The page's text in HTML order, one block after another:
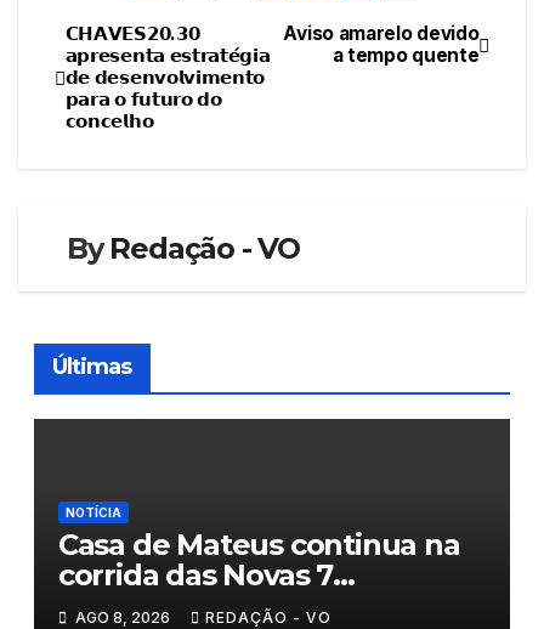
Navegação
de
Aviso amarelo devido
a tempo quente
𝗖𝗛𝗔𝗩𝗘𝗦𝟮𝟬.𝟯𝟬
𝗮𝗽𝗿𝗲𝘀𝗲𝗻𝘁𝗮 𝗲𝘀𝘁𝗿𝗮𝘁𝗲́𝗴𝗶𝗮
𝗱𝗲 𝗱𝗲𝘀𝗲𝗻𝘃𝗼𝗹𝘃𝗶𝗺𝗲𝗻𝘁𝗼
𝗽𝗮𝗿𝗮 𝗼 𝗳𝘂𝘁𝘂𝗿𝗼 𝗱𝗼
𝗰𝗼𝗻𝗰𝗲𝗹𝗵𝗼
ByRedação - VO
Últimas
NOTÍCIA
Casa de Mateus continua na
corrida das Novas 7
Maravilhas de Portugal
AGO 8, 2026 REDAÇÃO - VO